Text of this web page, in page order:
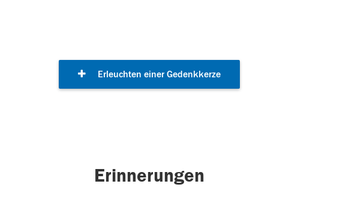
Erleuchten einer Gedenkkerze
Erinnerungen